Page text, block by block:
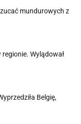
mundurowych z
Wylądował
Belgię,